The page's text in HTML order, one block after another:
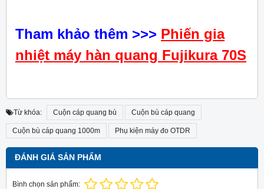
Tham khảo thêm >>> Phiến gia
nhiệt máy hàn quang Fujikura 70S
Từ khóa: Cuộn cáp quang bù Cuộn bù cáp quang
Cuộn bù cáp quang 1000m Phụ kiện máy đo OTDR
ĐÁNH GIÁ SẢN PHẨM
Bình chọn sản phẩm: